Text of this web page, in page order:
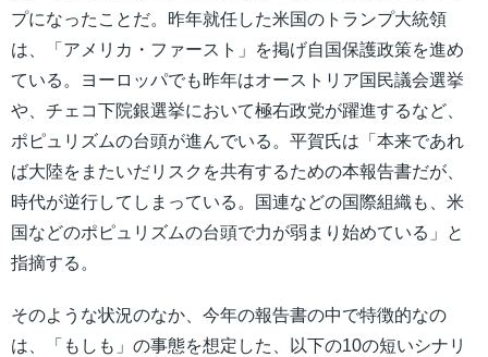
プになったことだ。昨年就任した米国のトランプ大統領
は、「アメリカ・ファースト」を掲げ自国保護政策を進め
ている。ヨーロッパでも昨年はオーストリア国民議会選挙
や、チェコ下院銀選挙において極右政党が躍進するなど、
ポピュリズムの台頭が進んでいる。平賀氏は「本来であれ
ば大陸をまたいだリスクを共有するための本報告書だが、
時代が逆行してしまっている。国連などの国際組織も、米
国などのポピュリズムの台頭で力が弱まり始めている」と
指摘する。
そのような状況のなか、今年の報告書の中で特徴的なの
は、「もしも」の事態を想定した、以下の10の短いシナリ